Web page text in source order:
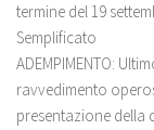
termine del 19
Semplificato
ADEMPIMENTO: U
ravvedimento
presentazione della